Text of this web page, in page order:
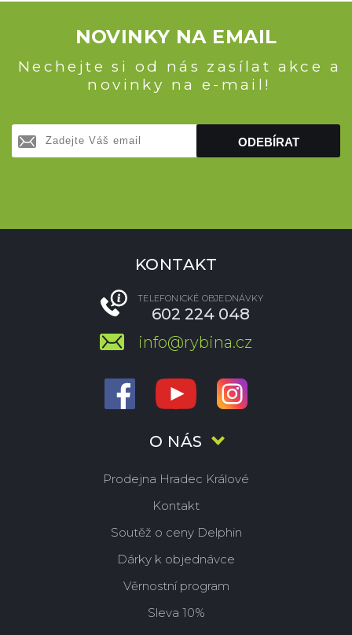
NOVINKY NA EMAIL
Nechejte si od nás zasílat akce a
novinky na e-mail!
ODEBÍRAT
O NÁS
Prodejna Hradec Králové
Kontakt
Soutěž o ceny Delphin
Dárky k objednávce
Věrnostní program
Sleva 10%
KONTAKT
TELEFONICKÉ OBJEDNÁVKY
602 224 048
info@rybina.cz